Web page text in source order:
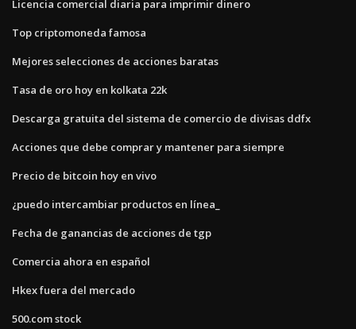
Licencia comercial diaria para imprimir dinero
Top criptomoneda famosa
Mejores selecciones de acciones baratas
Tasa de oro hoy en kolkata 22k
Descarga gratuita del sistema de comercio de divisas ddfx
Acciones que debe comprar y mantener para siempre
Precio de bitcoin hoy en vivo
¿puedo intercambiar productos en línea_
Fecha de ganancias de acciones de tgp
Comercia ahora en español
Hkex fuera del mercado
500.com stock